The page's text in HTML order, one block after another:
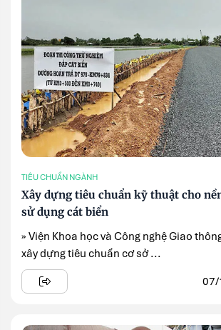
TIÊU CHUẨN NGÀNH
Xây dựng tiêu chuẩn kỹ thuật cho
sử dụng cát biển
» Viện Khoa học và Công nghệ Giao
xây dựng tiêu chuẩn cơ sở ...
07/